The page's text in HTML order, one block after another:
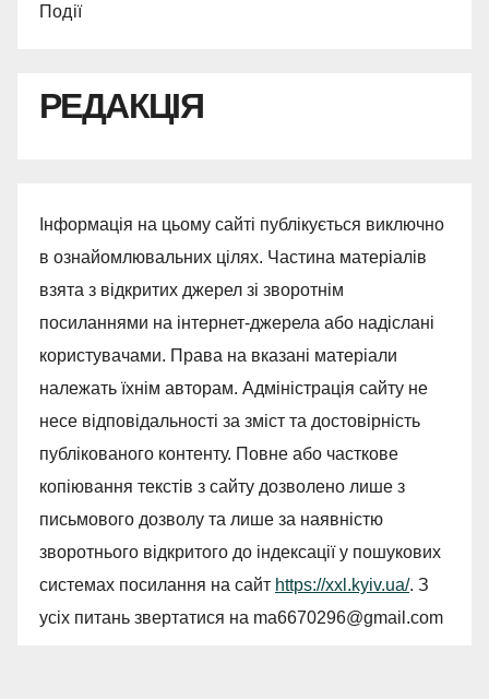
Події
РЕДАКЦІЯ
Інформація на цьому сайті публікується виключно
в ознайомлювальних цілях. Частина матеріалів
взята з відкритих джерел зі зворотнім
посиланнями на інтернет-джерела або надіслані
користувачами. Права на вказані матеріали
належать їхнім авторам. Адміністрація сайту не
несе відповідальності за зміст та достовірність
публікованого контенту. Повне або часткове
копіювання текстів з сайту дозволено лише з
письмового дозволу та лише за наявністю
зворотнього відкритого до індексації у пошукових
системах посилання на сайт https://xxl.kyiv.ua/. З
усіх питань звертатися на ma6670296@gmail.com